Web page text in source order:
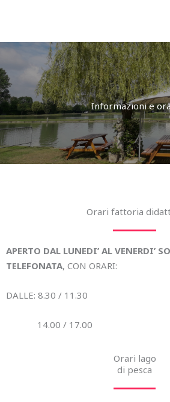
Informazioni e
Orari fattoria
APERTO DAL LUNEDI’ AL VENERDI’
TELEFONATA, CON ORARI:
DALLE: 8.30 / 11.30
14.00 / 17.00
Orari lago
di pesca